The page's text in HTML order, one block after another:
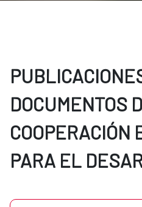
DOCUMENTOS
COOPERACIÓN
PARA EL